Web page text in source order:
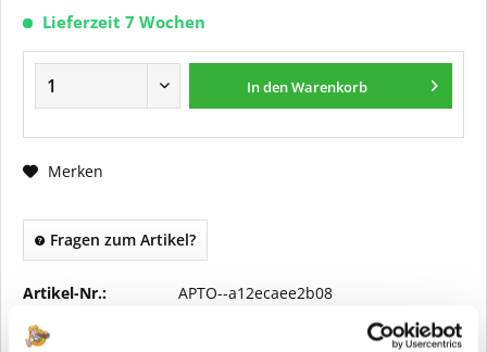
Lieferzeit 7 Wochen
In denWarenkorb
Merken
Fragen zum Artikel?
Artikel-Nr.: APTO--a12ecaee2b08
Vorteile